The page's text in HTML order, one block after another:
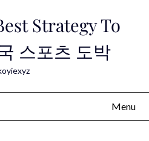
Strategy To
스포츠 도박
Menu